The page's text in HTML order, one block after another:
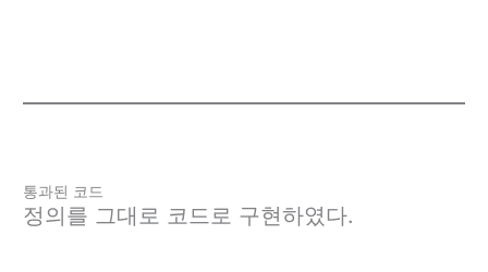
통과된 코드
정의를 그대로 코드로 구현하였다.